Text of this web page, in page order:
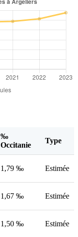
‰
Occitanie
Type
1,79 ‰ Estimée
1,67 ‰ Estimée
1,50 ‰ Estimée